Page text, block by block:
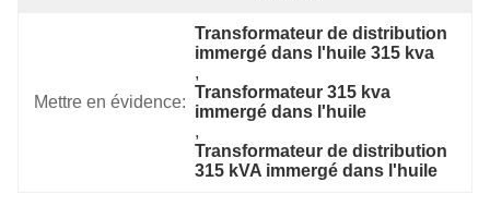
Mettre en évidence:
Transformateur de distribution
immergé dans l'huile 315 kva
,
Transformateur 315 kva
immergé dans l'huile
,
Transformateur de distribution
315 kVA immergé dans l'huile